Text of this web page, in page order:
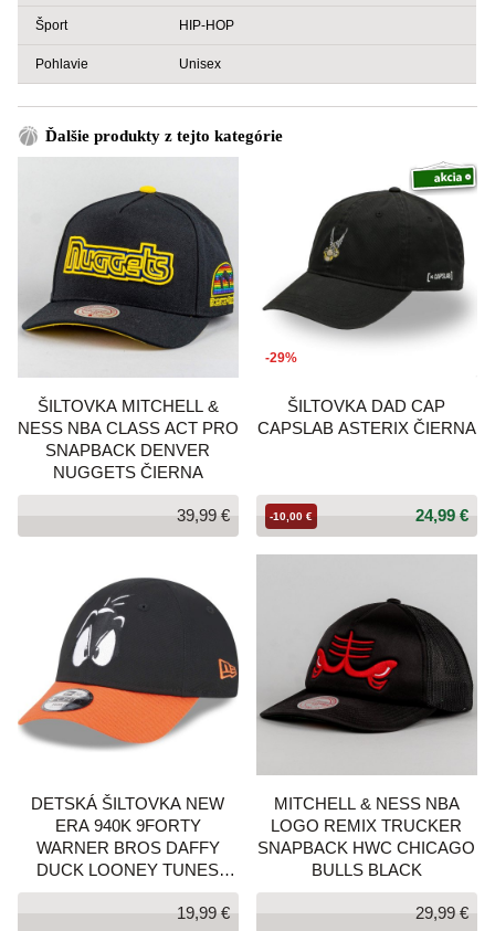
Šport HIP-HOP
Pohlavie Unisex
Ďalšie produkty z tejto kategórie
ŠILTOVKA MITCHELL &
NESS NBA CLASS ACT PRO
SNAPBACK DENVER
NUGGETS ČIERNA
39,99 €
-29%
ŠILTOVKA DAD CAP
CAPSLAB ASTERIX ČIERNA
24,99 €
-10,00 €
DETSKÁ ŠILTOVKA NEW
ERA 940K 9FORTY
WARNER BROS DAFFY
DUCK LOONEY TUNES
INFANT BLACK CAP
19,99 €
MITCHELL & NESS NBA
LOGO REMIX TRUCKER
SNAPBACK HWC CHICAGO
BULLS BLACK
29,99 €